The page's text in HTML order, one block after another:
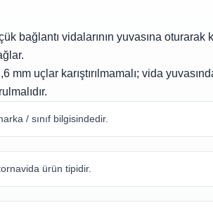
bağlantı vidalarının yuvasına oturarak
mm uçlar karıştırılmamalı; vida
/ sınıf bilgisindedir.
ürün tipidir.